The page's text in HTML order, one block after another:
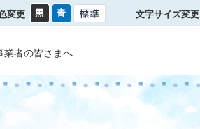
変更 文字サイズ変更
業者の皆さまへ